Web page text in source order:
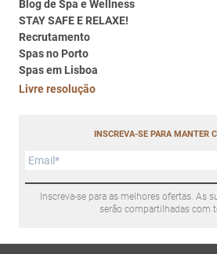
Blog de Spa e Wellness
STAY SAFE E RELAXE!
Recrutamento
Spas no Porto
Spas em Lisboa
Livre resolução
INSCREVA-SE PARA MANTER
Inscreva-se para as melhores ofertas. As
serão compartilhadas com